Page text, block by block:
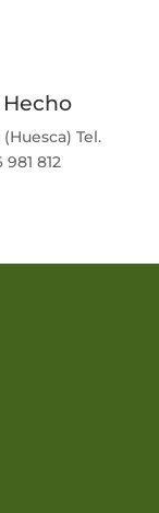
Tel.
812